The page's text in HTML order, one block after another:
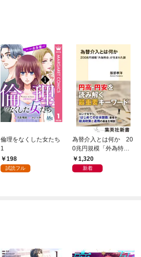
倫理をなくした女たち
1
198
試読フル
為替介入とは何か 20
0兆円規模「外為特
会」が生まれた謎
1,320
新着